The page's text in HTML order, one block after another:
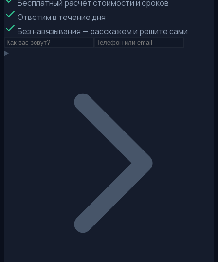
Бесплатный расчёт стоимости и сроков
Ответим в течение дня
Без навязывания — расскажем и решите сами